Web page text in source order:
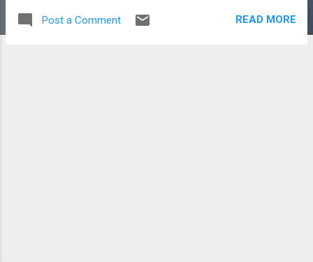
http://tools.komkid.net/homepage.html เผื่อใครจะเจอ
Post a Comment READ MORE